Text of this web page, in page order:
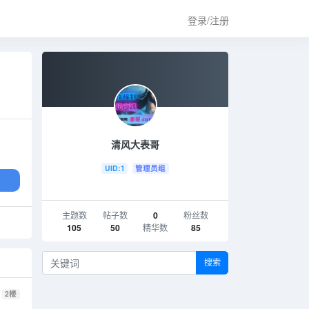
登录/注册
2楼
清风大表哥
UID:1 管理员组
主题数
105
帖子数
50
0
精华数
粉丝数
85
搜索